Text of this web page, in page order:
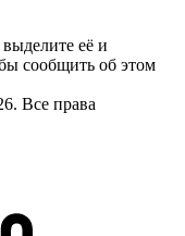
её и
сообщить об этом
Все права